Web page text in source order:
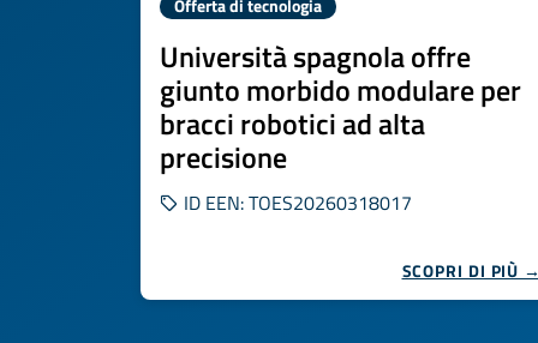
Offerta di tecnologia
Università spagnola offre
giunto morbido modulare per
bracci robotici ad alta
precisione
ID EEN: TOES20260318017
SCOPRI DI PIÙ →